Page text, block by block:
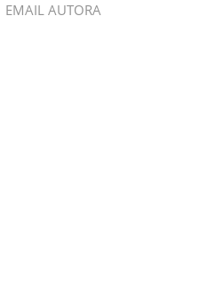
EMAIL AUTORA